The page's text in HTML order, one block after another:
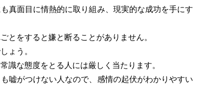
真面目に情熱的に取り組み、現実的な成功を手にす
とをすると嫌と断ることがありません。
ょう。
識な態度をとる人には厳しく当たります。
嘘がつけない人なので、感情の起伏がわかりやすい